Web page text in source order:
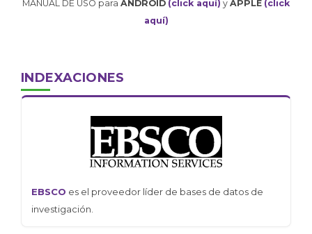
MANUAL DE USO para ANDROID (click aquí) y APPLE (click
aquí)
INDEXACIONES
EBSCO es el proveedor líder de bases de datos de
investigación.